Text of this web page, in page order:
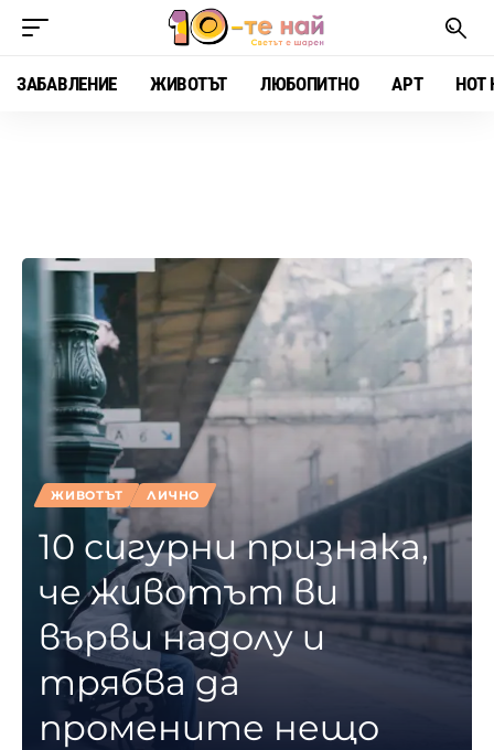
ЗАБАВЛЕНИЕ ЖИВОТЪТ ЛЮБОПИТНО АРТ HOT
ЖИВОТЪТ ЛИЧНО
10 сигурни признака,
че животът ви
върви надолу и
трябва да
промените нещо